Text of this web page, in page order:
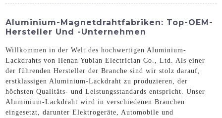
Aluminium-Magnetdrahtfabriken: Top-OEM-
Hersteller Und -Unternehmen
Willkommen in der Welt des hochwertigen Aluminium-
Lackdrahts von Henan Yubian Electrician Co., Ltd. Als einer
der führenden Hersteller der Branche sind wir stolz darauf,
erstklassigen Aluminium-Lackdraht zu produzieren, der
höchsten Qualitäts- und Leistungsstandards entspricht. Unser
Aluminium-Lackdraht wird in verschiedenen Branchen
eingesetzt, darunter Elektrogeräte, Automobile und